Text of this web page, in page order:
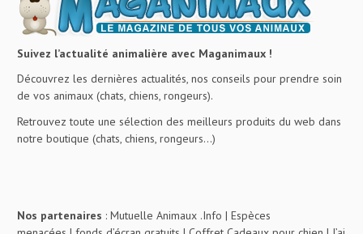
Suivez l’actualité animalière avec Maganimaux !
Découvrez les dernières actualités, nos conseils pour prendre soin
de vos animaux (chats, chiens, rongeurs).
Retrouvez toute une sélection des meilleurs produits du web dans
notre boutique (chats, chiens, rongeurs…)
Nos partenaires : Mutuelle Animaux .Info | Espèces